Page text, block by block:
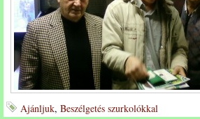
Ajánljuk, Beszélgetés szurkolókkal